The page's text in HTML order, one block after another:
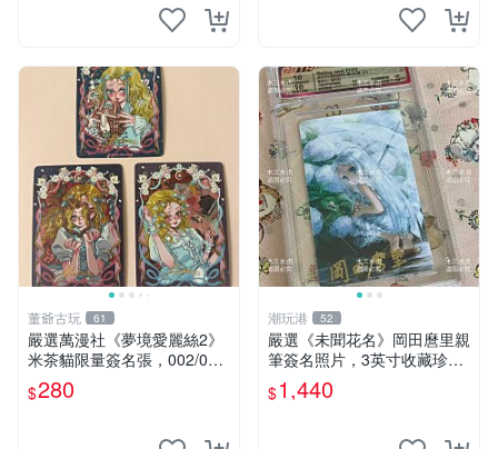
董爺古玩 61
嚴選萬漫社《夢境愛麗絲2》
米茶貓限量簽名張，002/003
珍藏版，首賣難得機會 夢境
愛麗絲 米茶貓 限量簽名
$280
潮玩港 52
嚴選《未聞花名》岡田麿里親
筆簽名照片，3英寸收藏珍品
未知的花名、親筆、簽名周邊
$1,440